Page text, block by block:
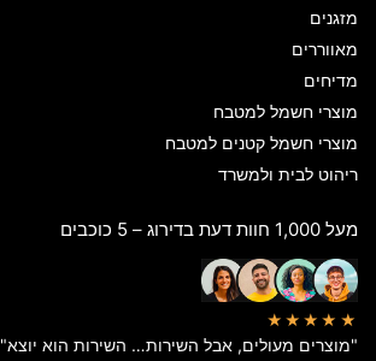
מזגנים
מאווררים
מדיחים
מוצרי חשמל למטבח
מוצרי חשמל קטנים למטבח
ריהוט לבית ולמשרד
מעל 1,000 חוות דעת בדירוג – 5 כוכבים
★★★★★
"מוצרים מעולים, אבל השירות… השירות הוא יוצא"